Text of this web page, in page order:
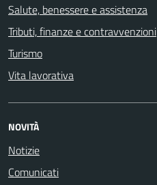
Salute, benessere e assistenza
Tributi, finanze e contravvenzioni
Turismo
Vita lavorativa
NOVITÀ
Notizie
Comunicati